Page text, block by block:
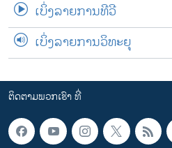
ເບິ່ງລາຍການທີວີ
ເບິ່ງລາຍການວິທະຍຸ
ຕິດຕາມພວກເຮົາ ທີ່